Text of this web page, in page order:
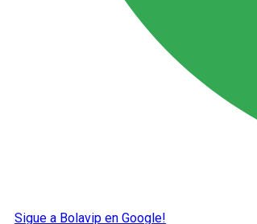
Sigue a Bolavip en Google!